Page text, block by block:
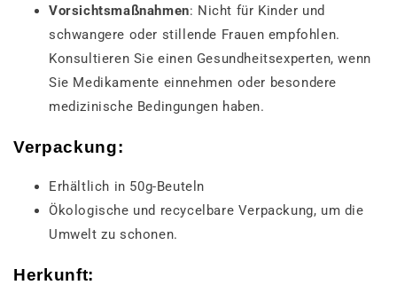
Vorsichtsmaßnahmen: Nicht für Kinder und
schwangere oder stillende Frauen empfohlen.
Konsultieren Sie einen Gesundheitsexperten, wenn
Sie Medikamente einnehmen oder besondere
medizinische Bedingungen haben.
Verpackung:
Erhältlich in 50g-Beuteln
Ökologische und recycelbare Verpackung, um die
Umwelt zu schonen.
Herkunft: